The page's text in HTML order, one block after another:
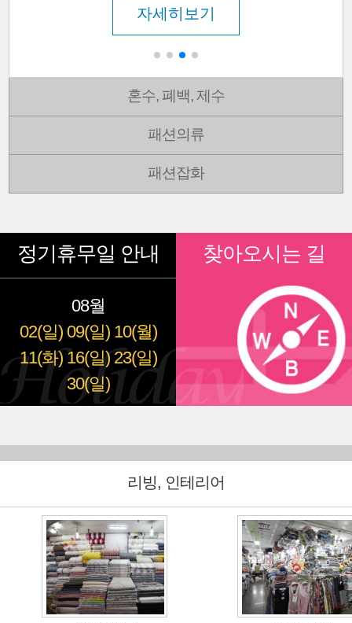
혼수, 폐백, 제수
패션의류
패션잡화
정기휴무일 안내
08월
02(일) 09(일) 10(월)
11(화) 16(일) 23(일)
30(일)
찾아오시는 길
리빙, 인테리어